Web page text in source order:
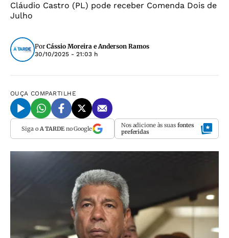
Cláudio Castro (PL) pode receber Comenda Dois de
Julho
Por Cássio Moreira e Anderson Ramos
30/10/2025 - 21:03 h
OUÇA COMPARTILHE
Siga o A TARDEno Google Nos adicione às suas fontes
preferidas